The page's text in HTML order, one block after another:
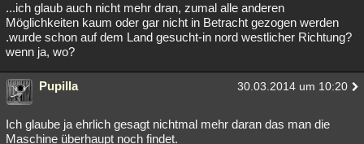
...ich glaub auch nicht mehr dran, zumal alle anderen
Möglichkeiten kaum oder gar nicht in Betracht gezogen werden
.wurde schon auf dem Land gesucht-in nord westlicher Richtung?
wenn ja, wo?
Pupilla 30.03.2014 um 10:20
Ich glaube ja ehrlich gesagt nichtmal mehr daran das man die
Maschine überhaupt noch findet.